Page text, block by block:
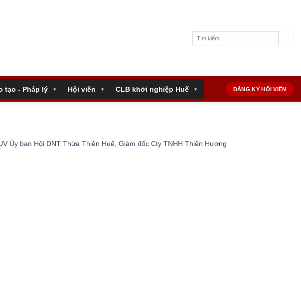
tạo - Pháp lý Hội viên CLB khởi nghiệp Huế ĐĂNG KÝ HỘI VIÊN
Ủy ban Hội DNT Thừa Thiên Huế, Giám đốc Cty TNHH Thiên Hương